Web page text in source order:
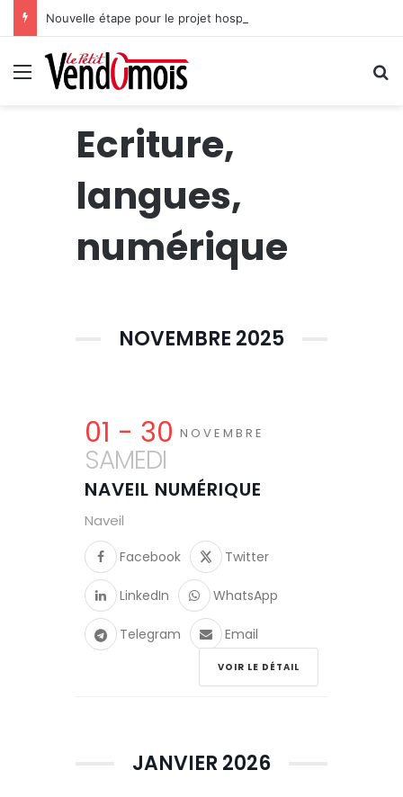
Nouvelle étape pour le projet hospitalier du site unique
Menu
Ecriture,
langues,
numérique
NOVEMBRE 2025
01 - 30 NOVEMBRE
SAMEDI
NAVEIL NUMÉRIQUE
Naveil
Facebook Twitter
LinkedIn WhatsApp
Telegram Email
VOIR LE DÉTAIL
JANVIER 2026